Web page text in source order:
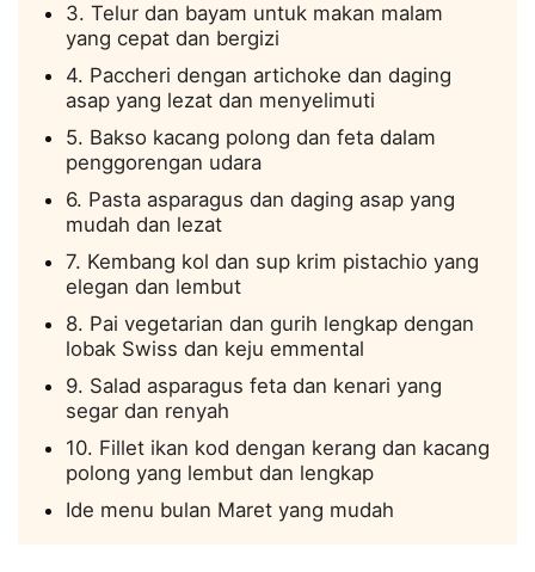
3. Telur dan bayam untuk makan malam
yang cepat dan bergizi
4. Paccheri dengan artichoke dan daging
asap yang lezat dan menyelimuti
5. Bakso kacang polong dan feta dalam
penggorengan udara
6. Pasta asparagus dan daging asap yang
mudah dan lezat
7. Kembang kol dan sup krim pistachio yang
elegan dan lembut
8. Pai vegetarian dan gurih lengkap dengan
lobak Swiss dan keju emmental
9. Salad asparagus feta dan kenari yang
segar dan renyah
10. Fillet ikan kod dengan kerang dan kacang
polong yang lembut dan lengkap
Ide menu bulan Maret yang mudah